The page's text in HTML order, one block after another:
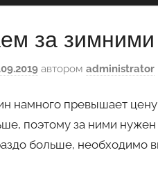
за
автором administrator
намного превышает
поэтому за ними
больше, необходимо